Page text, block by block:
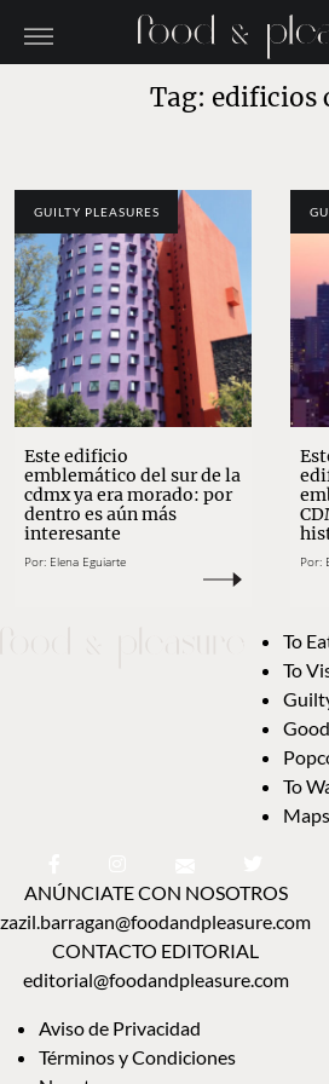
Tag: edificios
GUILTY PLEASURES
Este edificio
emblemático del sur de la
cdmx ya era morado: por
dentro es aún más
interesante
Por: Elena Eguiarte Por:
To
To
To
Maps
ANÚNCIATE CON NOSOTROS
zazil.barragan@foodandpleasure.com
CONTACTO EDITORIAL
editorial@foodandpleasure.com
Aviso de Privacidad
Términos y Condiciones